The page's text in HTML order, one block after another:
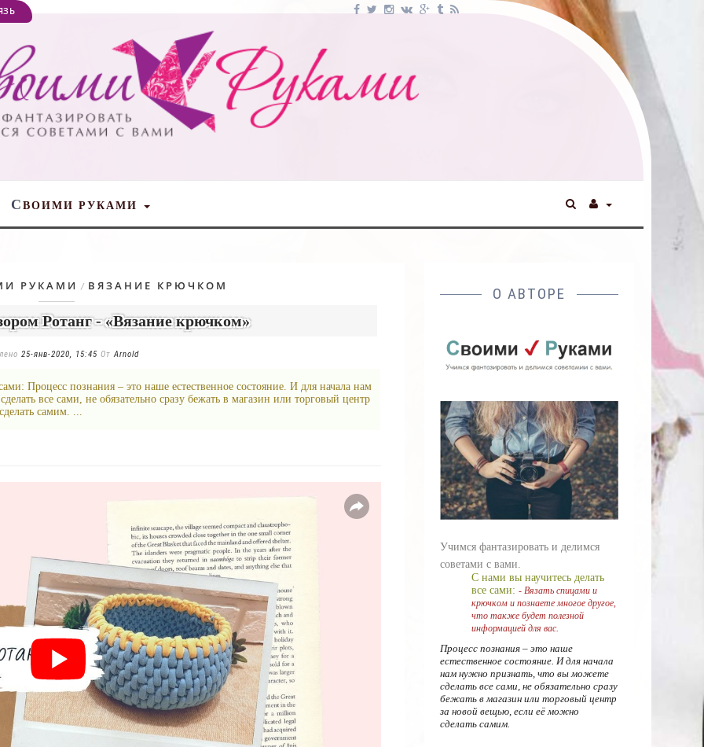
СВОИМИ РУКАМИ
РУКАМИ / ВЯЗАНИЕ КРЮЧКОМ
Ротанг - «Вязание крючком»
25-янв-2020, 15:45 ОтArnold
Процесс познания – это наше естественное состояние. И для начала нам
все сами, не обязательно сразу бежать в магазин или торговый центр
самим. ...
О АВТОРЕ
Учимся фантазировать и делимся
советами с вами.
С нами вы научитесь делать
все сами: - Вязать спицами и
крючком и познаете многое другое,
что также будет полезной
информацией для вас.
Процесс познания – это наше
естественное состояние. И для начала
нам нужно признать, что вы можете
сделать все сами, не обязательно сразу
бежать в магазин или торговый центр
за новой вещью, если её можно
сделать самим.